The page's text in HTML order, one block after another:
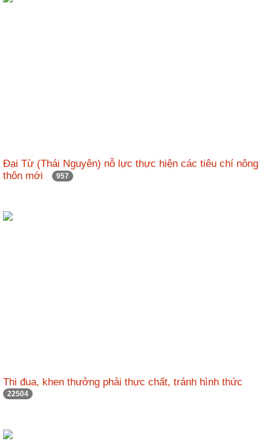
Đại Từ (Thái Nguyên) nỗ lực thực hiện các tiêu chí nông
thôn mới
957
Thi đua, khen thưởng phải thực chất, tránh hình thức
22504